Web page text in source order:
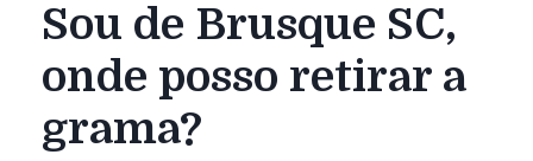
Sou de Brusque SC,
onde posso retirar a
grama?